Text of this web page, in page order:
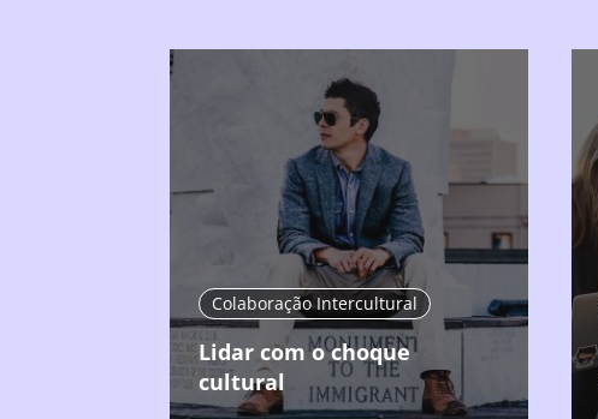
Colaboração Intercultural
Lidar com o choque
cultural